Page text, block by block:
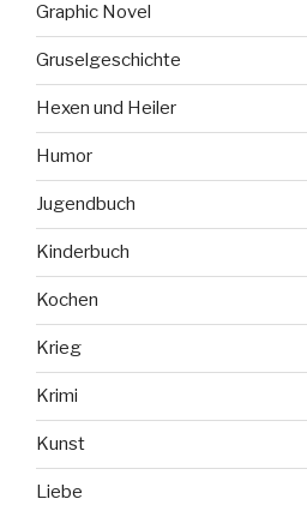
Graphic Novel
Gruselgeschichte
Hexen und Heiler
Humor
Jugendbuch
Kinderbuch
Kochen
Krieg
Krimi
Kunst
Liebe